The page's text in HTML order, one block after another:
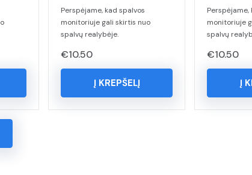
Perspėjame, kad spalvos
monitoriuje gali skirtis nuo
spalvų realybėje.
€10.50
Į KREPŠELĮ
Perspėjame,
monitoriuje
spalvų
€10.50
Į